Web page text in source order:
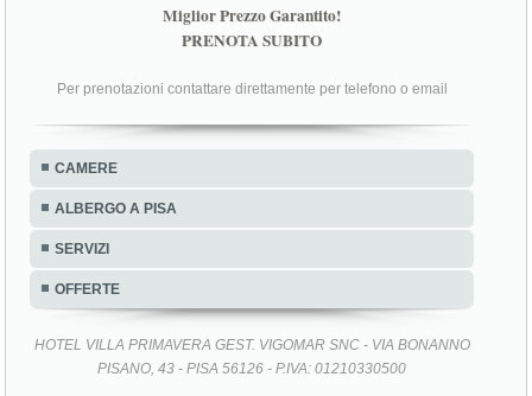
Miglior Prezzo Garantito!
PRENOTA SUBITO
Per prenotazioni contattare direttamente per telefono o email
CAMERE
ALBERGO A PISA
SERVIZI
OFFERTE
HOTEL VILLA PRIMAVERA GEST. VIGOMAR SNC - VIA BONANNO
PISANO, 43 - PISA 56126 - P.IVA: 01210330500